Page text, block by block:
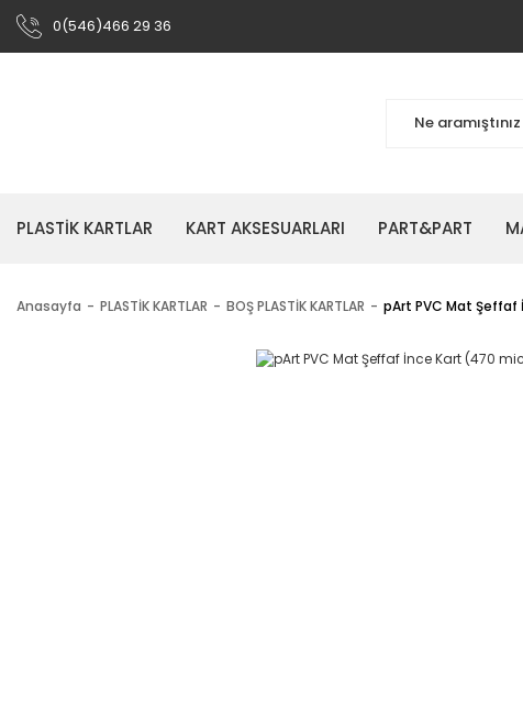
0(546)466 29 36
PLASTİK KARTLAR KART AKSESUARLARI PART&PART
Anasayfa PLASTİK KARTLAR BOŞ PLASTİK KARTLAR pArt PVC Mat